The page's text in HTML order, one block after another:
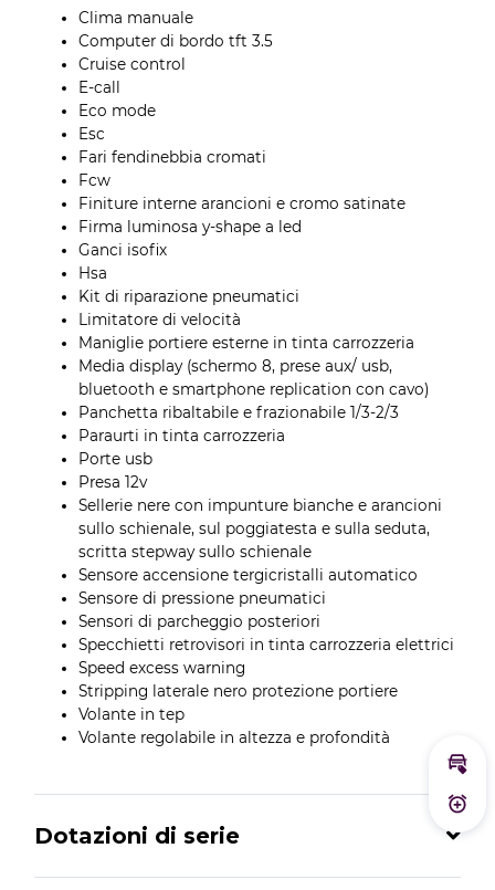
Clima manuale
Computer di bordo tft 3.5
Cruise control
E-call
Eco mode
Esc
Fari fendinebbia cromati
Fcw
Finiture interne arancioni e cromo satinate
Firma luminosa y-shape a led
Ganci isofix
Hsa
Kit di riparazione pneumatici
Limitatore di velocità
Maniglie portiere esterne in tinta carrozzeria
Media display (schermo 8, prese aux/ usb,
bluetooth e smartphone replication con cavo)
Panchetta ribaltabile e frazionabile 1/3-2/3
Paraurti in tinta carrozzeria
Porte usb
Presa 12v
Sellerie nere con impunture bianche e arancioni
sullo schienale, sul poggiatesta e sulla seduta,
scritta stepway sullo schienale
Sensore accensione tergicristalli automatico
Sensore di pressione pneumatici
Sensori di parcheggio posteriori
Specchietti retrovisori in tinta carrozzeria elettrici
Speed excess warning
Stripping laterale nero protezione portiere
Volante in tep
Volante regolabile in altezza e profondità
Dotazioni di serie